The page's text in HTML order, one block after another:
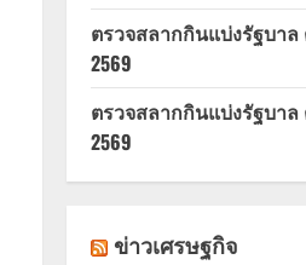
ตรวจสลากกินแบ่งรัฐบาล
2569
ตรวจสลากกินแบ่งรัฐบา
2569
ข่าวเศรษฐกิจ